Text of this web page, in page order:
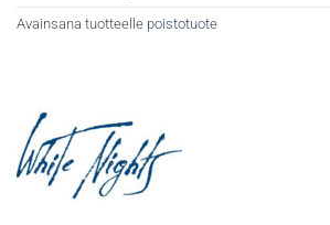
Avainsana tuotteelle poistotuote